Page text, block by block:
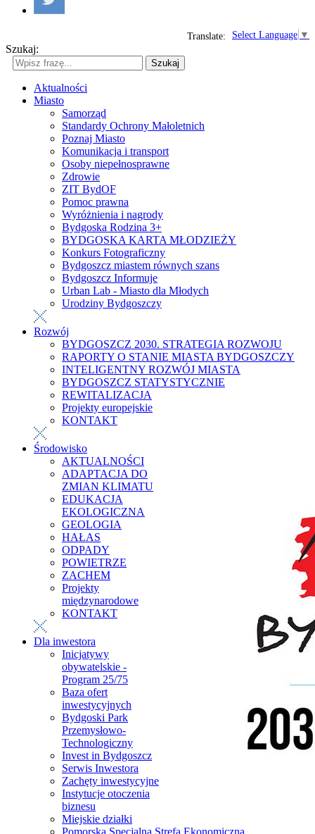
Select Language ▼
Translate:
Szukaj:
Szukaj
Aktualności
Miasto
Samorząd
Standardy Ochrony Małoletnich
Poznaj Miasto
Komunikacja i transport
Osoby niepełnosprawne
Zdrowie
ZIT BydOF
Pomoc prawna
Wyróżnienia i nagrody
Bydgoska Rodzina 3+
BYDGOSKA KARTA MŁODZIEŻY
Konkurs Fotograficzny
Bydgoszcz miastem równych szans
Bydgoszcz Informuje
Urban Lab - Miasto dla Młodych
Urodziny Bydgoszczy
Rozwój
BYDGOSZCZ 2030. STRATEGIA ROZWOJU
RAPORTY O STANIE MIASTA BYDGOSZCZY
INTELIGENTNY ROZWÓJ MIASTA
BYDGOSZCZ STATYSTYCZNIE
REWITALIZACJA
Projekty europejskie
KONTAKT
Środowisko
AKTUALNOŚCI
ADAPTACJA DO
ZMIAN KLIMATU
EDUKACJA
EKOLOGICZNA
GEOLOGIA
HAŁAS
ODPADY
POWIETRZE
ZACHEM
Projekty
międzynarodowe
KONTAKT
Dla inwestora
Inicjatywy
obywatelskie -
Program 25/75
Baza ofert
inwestycyjnych
Bydgoski Park
Przemysłowo-
Technologiczny
Invest in Bydgoszcz
Serwis Inwestora
Zachęty inwestycyjne
Instytucje otoczenia
biznesu
Miejskie działki